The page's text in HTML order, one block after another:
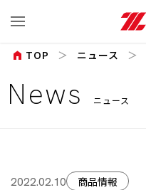
News ニュース
home TOP ニュース
2022.02.10 商品情報